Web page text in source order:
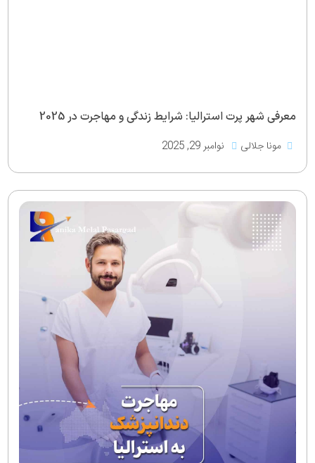
معرفی شهر پرت استرالیا: شرایط زندگی و مهاجرت در 2025
مونا جلالی
نوامبر 29, 2025